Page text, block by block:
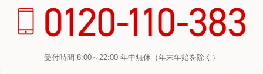
受付時間 8:00～22:00 年中無休（年末年始を除く）